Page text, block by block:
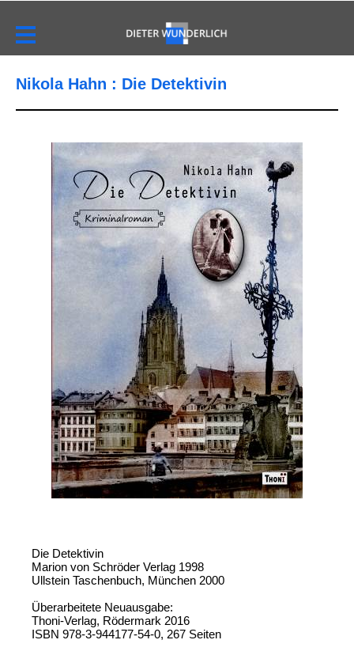
Nikola Hahn : Die Detektivin
Die Detektivin
Marion von Schröder Verlag 1998
Ullstein Taschenbuch, München 2000
Überarbeitete Neuausgabe:
Thoni-Verlag, Rödermark 2016
ISBN 978-3-944177-54-0, 267 Seiten